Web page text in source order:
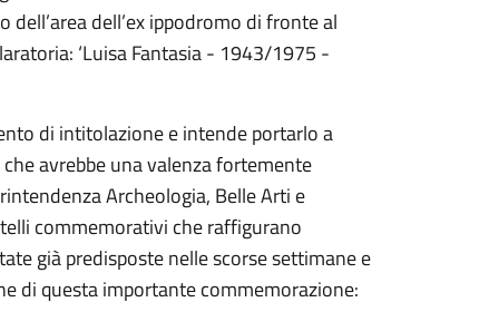
dell’ex ippodromo di fronte al
‘Luisa Fantasia - 1943/1975 -
di intitolazione e intende portarlo a
avrebbe una valenza fortemente
Archeologia, Belle Arti e
commemorativi che raffigurano
già predisposte nelle scorse settimane e
di questa importante commemorazione: